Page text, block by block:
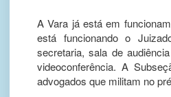
A Vara já está em
está funcionando o
secretaria, sala de
videoconferência. A
advogados que militam no